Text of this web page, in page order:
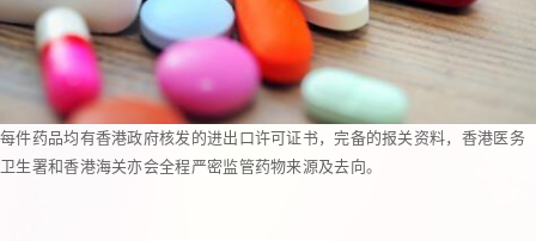
每件药品均有香港政府核发的进出口许可证书，完备的报关资料，香港医务
卫生署和香港海关亦会全程严密监管药物来源及去向。